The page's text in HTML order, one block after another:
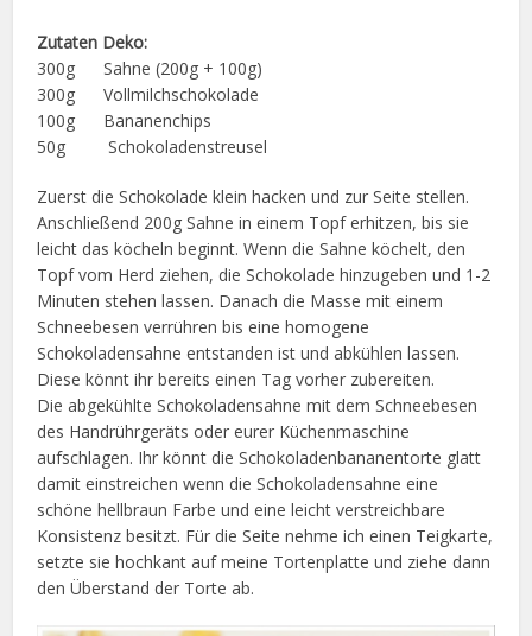
Zutaten Deko:
300g Sahne (200g + 100g)
300g Vollmilchschokolade
100g Bananenchips
50g Schokoladenstreusel
Zuerst die Schokolade klein hacken und zur Seite stellen.
Anschließend 200g Sahne in einem Topf erhitzen, bis sie
leicht das köcheln beginnt. Wenn die Sahne köchelt, den
Topf vom Herd ziehen, die Schokolade hinzugeben und 1-2
Minuten stehen lassen. Danach die Masse mit einem
Schneebesen verrühren bis eine homogene
Schokoladensahne entstanden ist und abkühlen lassen.
Diese könnt ihr bereits einen Tag vorher zubereiten.
Die abgekühlte Schokoladensahne mit dem Schneebesen
des Handrührgeräts oder eurer Küchenmaschine
aufschlagen. Ihr könnt die Schokoladenbananentorte glatt
damit einstreichen wenn die Schokoladensahne eine
schöne hellbraun Farbe und eine leicht verstreichbare
Konsistenz besitzt. Für die Seite nehme ich einen Teigkarte,
setzte sie hochkant auf meine Tortenplatte und ziehe dann
den Überstand der Torte ab.